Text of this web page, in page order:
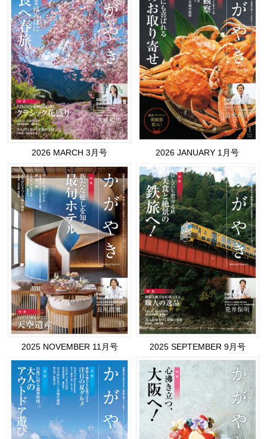
2026 MARCH 3月号 2026 JANUARY 1月号
2025 NOVEMBER 11月号 2025 SEPTEMBER 9月号